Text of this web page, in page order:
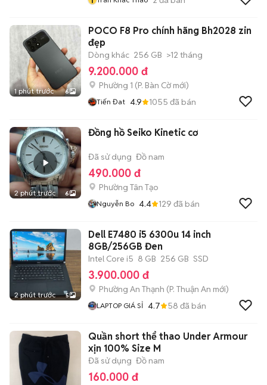
1 phút trước 6
POCO F8 Pro chính hãng Bh2028 zin
đẹp
Dòng khác 256 GB >12 tháng
9.200.000 đ
Phường 1 (P. Bàn Cờmới)
Tiến Đat 4.9 1055 đã bán
2 phút trước 6
Đồng hồ Seiko Kinetic cơ
Đã sử dụng Đồ nam
490.000 đ
Phường Tân Tạo
Nguyễn Bo 4.4 129 đã bán
2 phút trước 5
Dell E7480 i5 6300u 14 inch
8GB/256GB Đen
Intel Core i5 8 GB 256 GB SSD
3.900.000 đ
Phường An Thạnh (P. Thuận An mới)
LAPTOP GIÁ SỈ 4.7 58 đã bán
Quần short thể thao Under Armour
xịn 100% Size M
Đã sử dụng Đồ nam
160.000 đ